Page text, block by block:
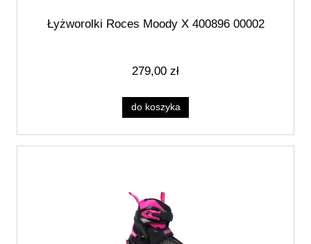
Łyżworolki Roces Moody X 400896 00002
279,00 zł
do koszyka